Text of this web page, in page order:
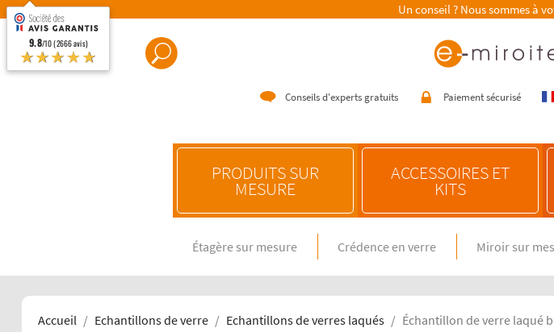
Un conseil ? Nous sommes à
Conseils d'experts gratuits Paiement sécurisé
PRODUITS SUR
MESURE
CRÉDENCE SUR MESURE
Crédence en verre spécial feux gaz
Crédence miroir sur mesure
Crédence en verre sur mesure
NOS
ACCESSOIRES ET
KITS
Étagère sur mesure Crédence en verre Miroir sur
Accueil Echantillons de verre Echantillons de verres laqués Échantillon de verre laqué
9.8/10 (2666 avis)
★★★★★